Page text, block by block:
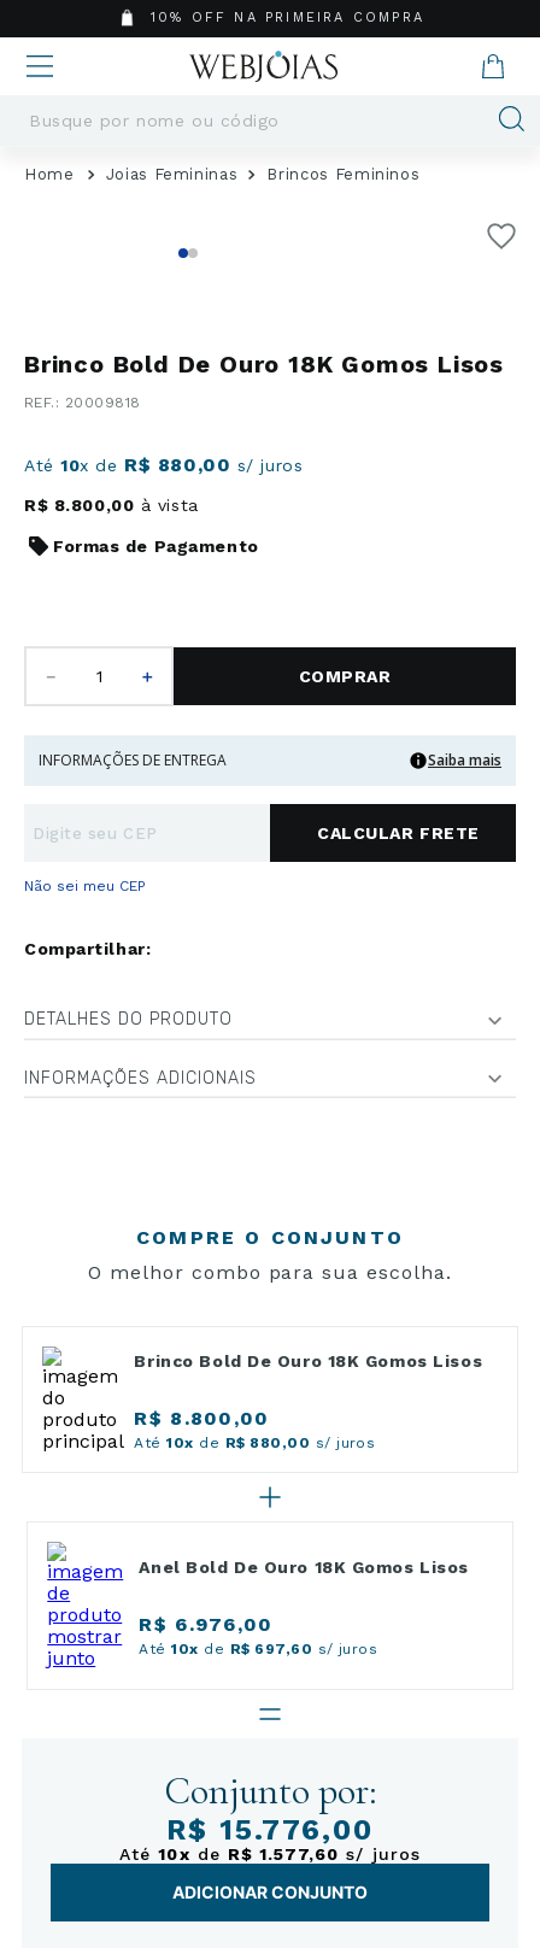
10% OFF NA PRIMEIRA COMPRA
Busque por nome ou código
Joias Femininas Brincos Femininos
Brinco Bold De Ouro 18K Gomos Lisos
: 20009818
Até10x de R$ 880,00 s/ juros
R$ 8.800,00 à vista
Formas de Pagamento
＋
－ COMPRAR
INFORMAÇÕES DE ENTREGA Saiba mais
Não sei meu CEP
DETALHES DO PRODUTO
INFORMAÇÕES ADICIONAIS
COMPRE O CONJUNTO
O melhor combo para sua escolha.
Brinco Bold De Ouro 18K Gomos Lisos
R$ 8.800,00
Até10x de R$ 880,00 s/ juros
Anel Bold De Ouro 18K Gomos Lisos
R$ 6.976,00
Até10x de R$ 697,60 s/ juros
Conjunto por:
R$ 15.776,00
Até10x de R$ 1.577,60 s/ juros
ADICIONAR CONJUNTO
Termos mais buscados
6º
Argola
7º
Casamento
9º
Pingente
10 º Corrente